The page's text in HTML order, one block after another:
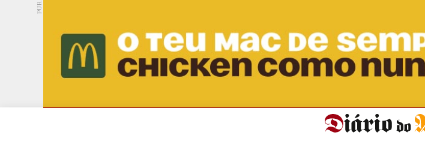
PUB.
Hoje 16ºC 28ºC DMtv Revista Minha Gráfica DM